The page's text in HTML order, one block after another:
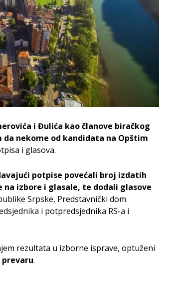
i Đulića kao članove biračkog
da nekome od kandidata na Opštim
i glasova.
potpise povećali broj izdatih
na izbore i glasale, te dodali glasove
Srpske, Predstavnički dom
i potpredsjednika RS-a i
rezultata u izborne isprave, optuženi
.